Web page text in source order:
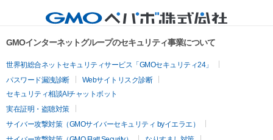
GMOインターネットグループのセキュリティ事業について
世界初総合ネットセキュリティサービス「GMOセキュリティ24」
パスワード漏洩診断
Webサイトリスク診断
セキュリティ相談AIチャットボット
実在証明・盗聴対策
サイバー攻撃対策（GMOサイバーセキュリティ byイエラエ）